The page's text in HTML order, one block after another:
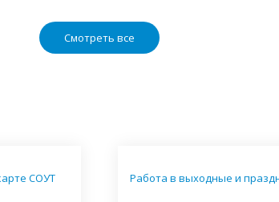
Смотреть все
СОУТ Работа в выходные и